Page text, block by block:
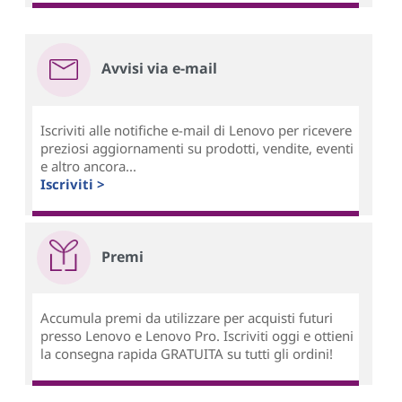
Avvisi via e-mail
Iscriviti alle notifiche e-mail di Lenovo per ricevere
preziosi aggiornamenti su prodotti, vendite, eventi
e altro ancora...
Iscriviti >
Premi
Accumula premi da utilizzare per acquisti futuri
presso Lenovo e Lenovo Pro. Iscriviti oggi e ottieni
la consegna rapida GRATUITA su tutti gli ordini!